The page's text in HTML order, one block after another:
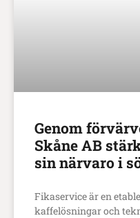
Genom
Skåne AB
sin närvaro i
Fikaservice är en
kaffelösningar och